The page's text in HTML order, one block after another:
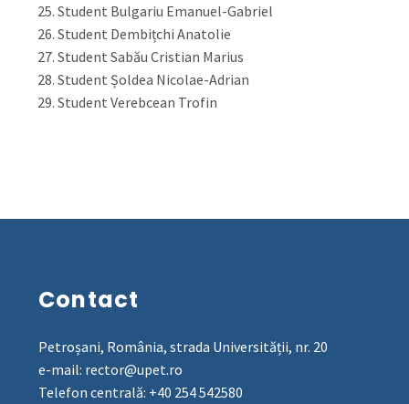
25. Student Bulgariu Emanuel-Gabriel
26. Student Dembițchi Anatolie
27. Student Sabău Cristian Marius
28. Student Șoldea Nicolae-Adrian
29. Student Verebcean Trofin
Contact
Petroșani, România, strada Universității, nr. 20
e-mail: rector@upet.ro
Telefon centrală: +40 254 542580